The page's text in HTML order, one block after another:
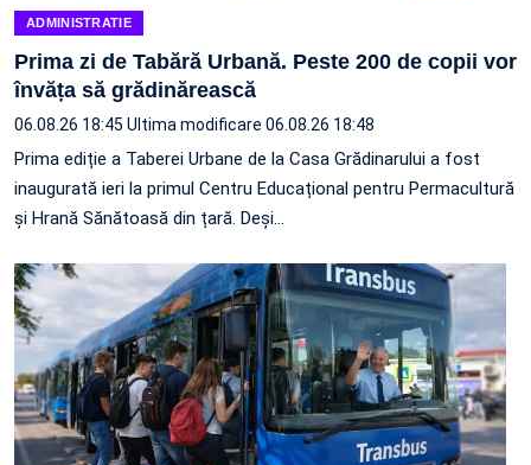
ADMINISTRATIE
Prima zi de Tabără Urbană. Peste 200 de copii vor
învăța să grădinărească
06.08.26 18:45 Ultima modificare 06.08.26 18:48
Prima ediție a Taberei Urbane de la Casa Grădinarului a fost
inaugurată ieri la primul Centru Educațional pentru Permacultură
și Hrană Sănătoasă din țară. Deși…